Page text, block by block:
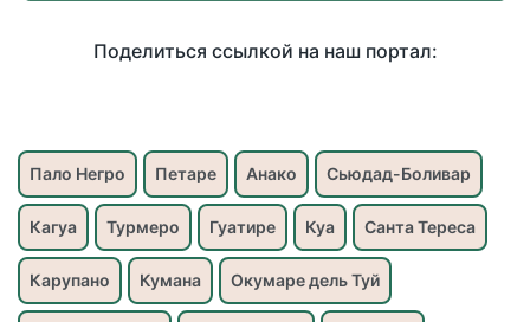
Поделиться ссылкой на наш портал:
Пало Негро Петаре Анако Сьюдад-Боливар
Кагуа Турмеро Гуатире Куа Санта Тереса
Карупано Кумана Окумаре дель Туй